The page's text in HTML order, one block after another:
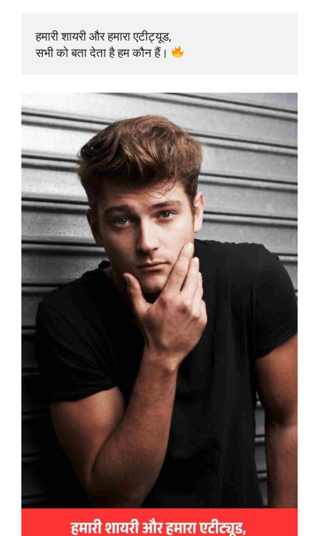
हमारी शायरी और हमारा एटीट्यूड,
सभी को बता देता है हम कौन हैं।